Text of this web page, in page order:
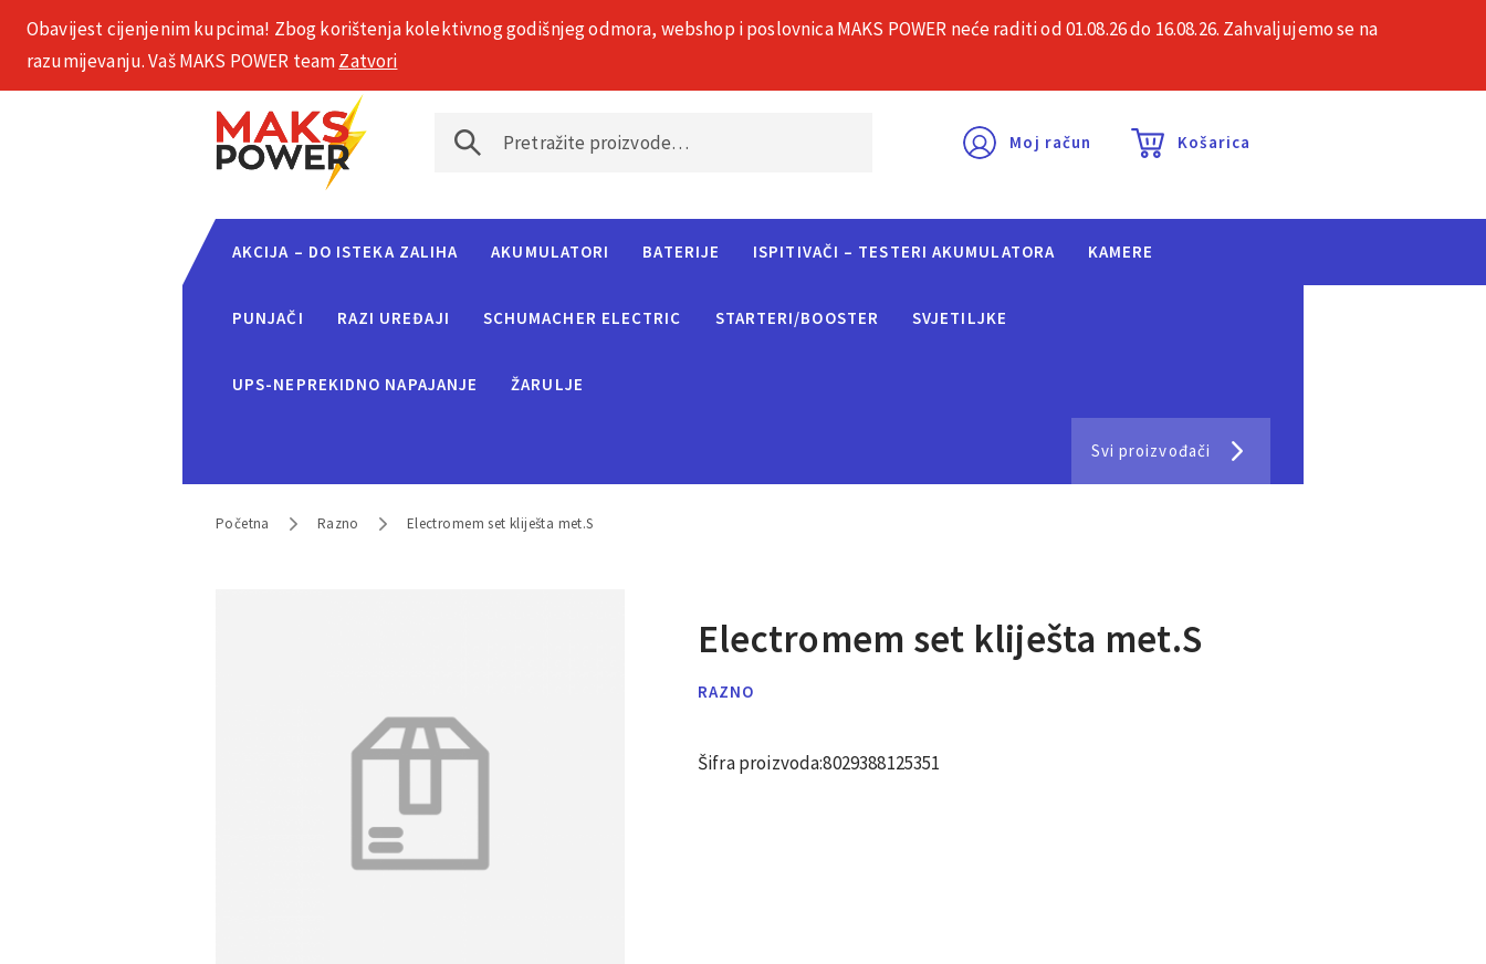
+385 1 2002 575 O nama Česta pitanja Kontakt
Moj račun Košarica
AKCIJA – DO ISTEKA ZALIHA AKUMULATORI BATERIJE ISPITIVAČI – TESTERI AKUMULATORA KAMERE
PUNJAČI RAZI UREĐAJI SCHUMACHER ELECTRIC STARTERI/BOOSTER SVJETILJKE
UPS-NEPREKIDNO NAPAJANJE ŽARULJE
Svi proizvođači
Početna Razno Electromem set kliješta met.S
Electromem set kliješta met.S
RAZNO
Šifra proizvoda:8029388125351
Obavijest cijenjenim kupcima! Zbog korištenja kolektivnog godišnjeg odmora, webshop i poslovnica MAKS POWER neće raditi od 01.08.26 do 16.08.26. Zahvaljujemo se na
razumijevanju. Vaš MAKS POWER teamZatvori